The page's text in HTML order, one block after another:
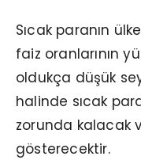
Sıcak paranın
faiz oranlarının
oldukça düşük
halinde sıcak
zorunda kalacak
gösterecektir.